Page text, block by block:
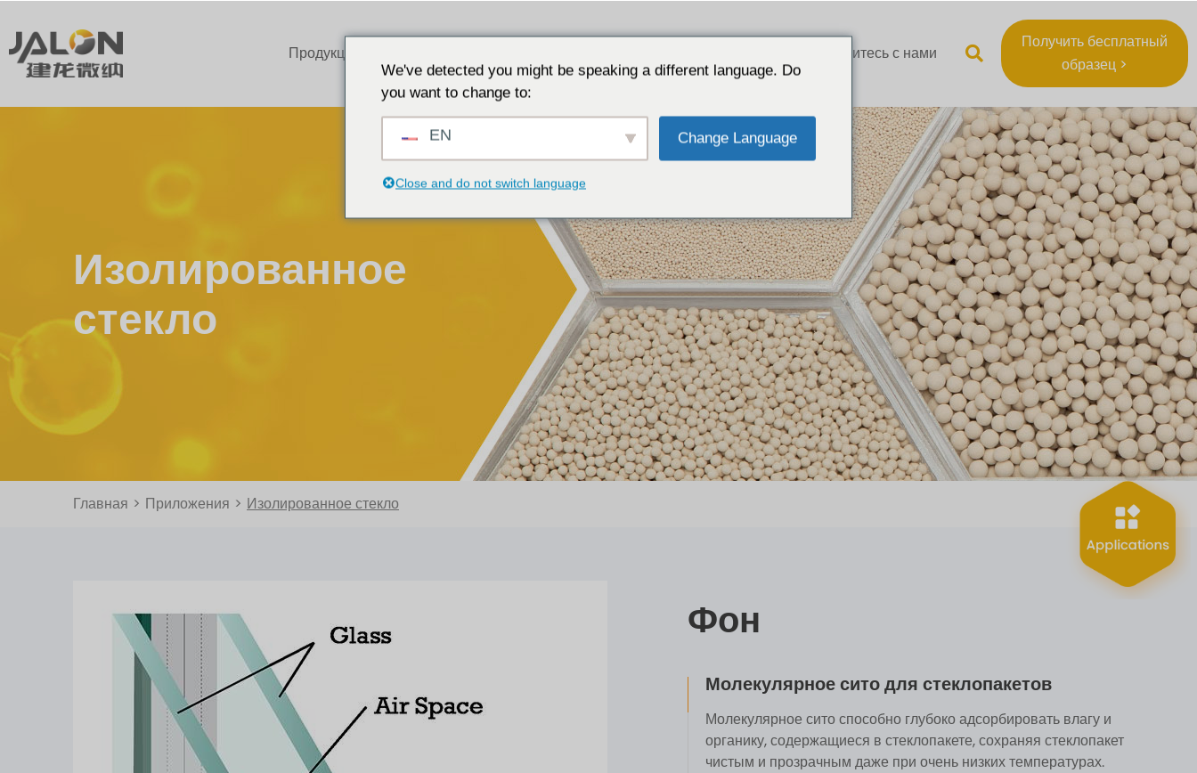
Продукция Свяжитесь с нами
Получить бесплатный
образец >
Изолированное
стекло
Главная > Приложения > Изолированное стекло
Фон
Молекулярное сито для стеклопакетов
Молекулярное сито способно глубоко адсорбировать влагу и
органику, содержащиеся в стеклопакете, сохраняя стеклопакет
чистым и прозрачным даже при очень низких температурах.
We've detected you might be speaking a different language. Do
you want to change to:
EN Change Language
Close and do not switch language